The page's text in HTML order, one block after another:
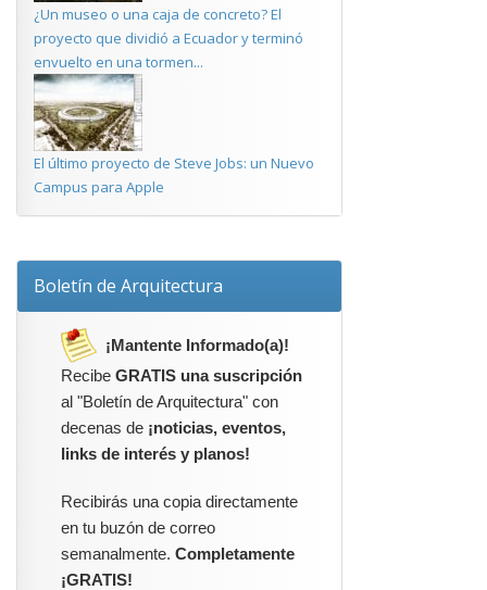
¿Un museo o una caja de concreto? El
proyecto que dividió a Ecuador y terminó
envuelto en una tormen...
El último proyecto de Steve Jobs: un Nuevo
Campus para Apple
Boletín de Arquitectura
¡Mantente Informado(a)!
Recibe GRATIS una suscripción
al "Boletín de Arquitectura" con
decenas de ¡noticias, eventos,
links de interés y planos!
Recibirás una copia directamente
en tu buzón de correo
semanalmente. Completamente
¡GRATIS!